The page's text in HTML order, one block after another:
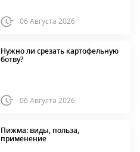
06 Августа 2026
Нужно ли срезать картофельную
ботву?
06 Августа 2026
Пижма: виды, польза,
применение